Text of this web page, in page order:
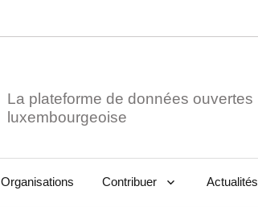
La plateforme de données ouvertes
Organisations Contribuer Actualités